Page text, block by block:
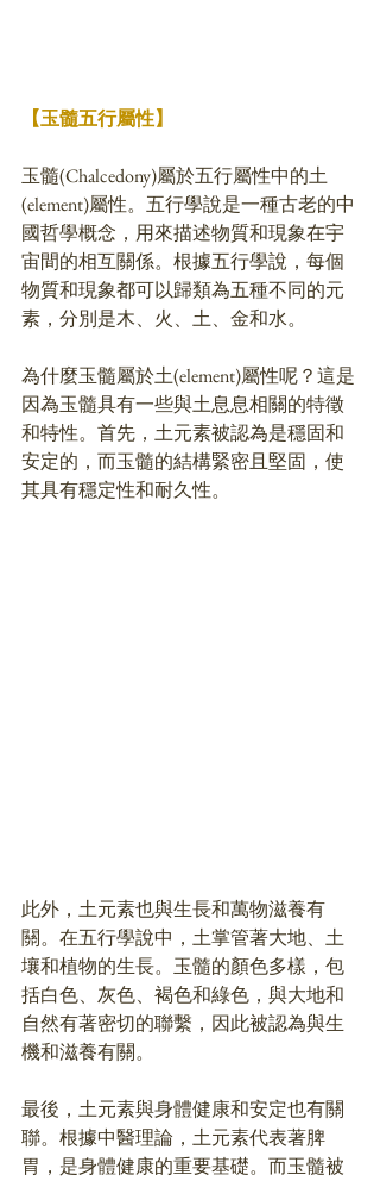
【玉髓五行屬性】
玉髓(Chalcedony)屬於五行屬性中的土
(element)屬性。五行學說是一種古老的中
國哲學概念，用來描述物質和現象在宇
宙間的相互關係。根據五行學說，每個
物質和現象都可以歸類為五種不同的元
素，分別是木、火、土、金和水。
為什麼玉髓屬於土(element)屬性呢？這是
因為玉髓具有一些與土息息相關的特徵
和特性。首先，土元素被認為是穩固和
安定的，而玉髓的結構緊密且堅固，使
其具有穩定性和耐久性。
此外，土元素也與生長和萬物滋養有
關。在五行學說中，土掌管著大地、土
壤和植物的生長。玉髓的顏色多樣，包
括白色、灰色、褐色和綠色，與大地和
自然有著密切的聯繫，因此被認為與生
機和滋養有關。
最後，土元素與身體健康和安定也有關
聯。根據中醫理論，土元素代表著脾
胃，是身體健康的重要基礎。而玉髓被